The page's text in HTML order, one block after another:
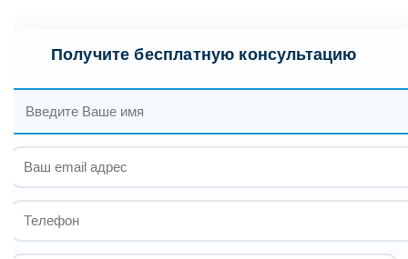
Получите бесплатную консультацию